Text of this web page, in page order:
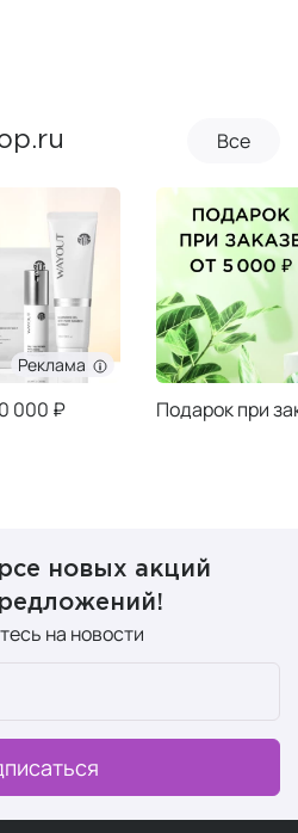
Все
Реклама
000 ₽ Подарок при
новых акций
на новости